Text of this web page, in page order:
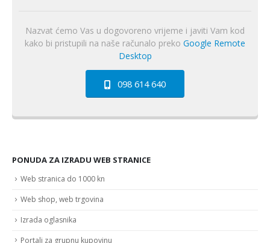
Nazvat ćemo Vas u dogovoreno vrijeme i javiti Vam kod
kako bi pristupili na naše računalo preko Google Remote
Desktop
098 614 640
PONUDA ZA IZRADU WEB STRANICE
Web stranica do 1000 kn
Web shop, web trgovina
Izrada oglasnika
Portali za grupnu kupovinu